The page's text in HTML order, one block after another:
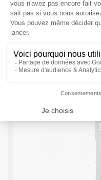
Nos Réalisations
Conseils et Actualités
Catalogue des
Contact & Devis